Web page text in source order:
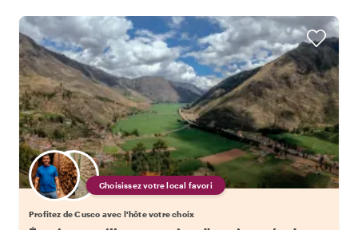
Choisissez votre local favori
Profitez de Cusco avec l'hôte votre choix